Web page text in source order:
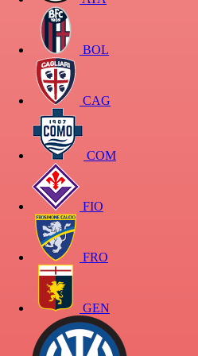
BOL
CAG
COM
FIO
FRO
GEN